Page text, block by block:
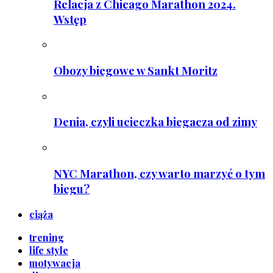
Relacja z Chicago Marathon 2024.
Wstęp
Obozy biegowe w Sankt Moritz
Denia, czyli ucieczka biegacza od zimy
NYC Marathon, czy warto marzyć o tym
biegu?
ciąża
trening
life style
motywacja